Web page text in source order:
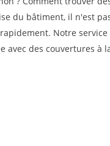
du bâtiment, il n'est
Notre
des couvertures à